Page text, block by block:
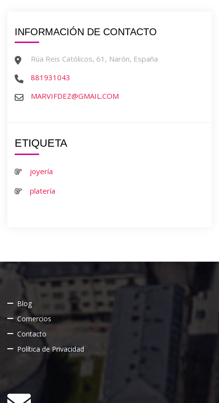
INFORMACIÓN DE CONTACTO
Rúa Reis Católicos, 61, Narón, España
881931043
MARVIFDEZ@GMAIL.COM
ETIQUETA
joyería
platería
Blog
Comercios
Contacto
Política de Privacidad